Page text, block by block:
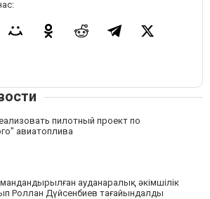
пилотный проект по
авиатоплива
ауданаралық әкімшілік
Роллан Дүйсенбиев тағайындалды